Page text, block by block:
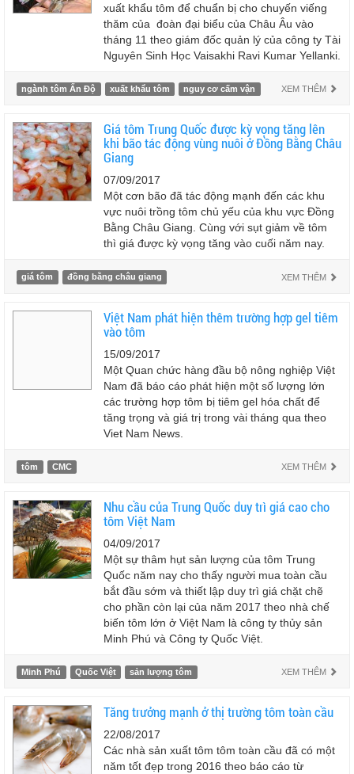
xuất khẩu tôm để chuẩn bị cho chuyến viếng
thăm của đoàn đại biểu của Châu Âu vào
tháng 11 theo giám đốc quản lý của công ty Tài
Nguyên Sinh Học Vaisakhi Ravi Kumar Yellanki.
ngành tôm Ấn Độ xuất khẩu tôm nguy cơ cấm vận XEM THÊM
Giá tôm Trung Quốc được kỳ vọng tăng lên
khi bão tác động vùng nuôi ở Đồng Bằng Châu
Giang
07/09/2017
Một cơn bão đã tác động mạnh đến các khu
vực nuôi trồng tôm chủ yếu của khu vực Đồng
Bằng Châu Giang. Cùng với sụt giảm về tôm
thì giá được kỳ vọng tăng vào cuối năm nay.
giá tôm đồng bằng châu giang XEM THÊM
Việt Nam phát hiện thêm trường hợp gel tiêm
vào tôm
15/09/2017
Một Quan chức hàng đầu bộ nông nghiệp Việt
Nam đã báo cáo phát hiện một số lượng lớn
các trường hợp tôm bị tiêm gel hóa chất để
tăng trọng và giá trị trong vài tháng qua theo
Viet Nam News.
tôm CMC XEM THÊM
Nhu cầu của Trung Quốc duy trì giá cao cho
tôm Việt Nam
04/09/2017
Một sự thâm hụt sản lượng của tôm Trung
Quốc năm nay cho thấy người mua toàn cầu
bắt đầu sớm và thiết lập duy trì giá chặt chẽ
cho phần còn lại của năm 2017 theo nhà chế
biến tôm lớn ở Việt Nam là công ty thủy sản
Minh Phú và Công ty Quốc Việt.
Minh Phú Quốc Việt sản lượng tôm XEM THÊM
Tăng trưởng mạnh ở thị trường tôm toàn cầu
22/08/2017
Các nhà sản xuất tôm tôm toàn cầu đã có một
năm tốt đẹp trong 2016 theo báo cáo từ